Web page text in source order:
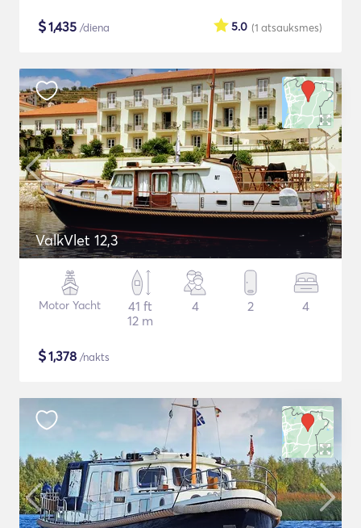
$1,435 /diena (1 atsauksmes)
5.0
ValkVlet 12,3
Motor Yacht
41 ft
12 m
4 2 4
$1,378 /nakts